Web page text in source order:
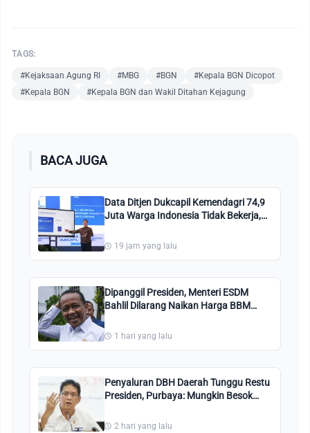
TAGS:
#Kejaksaan Agung RI #MBG #BGN
#Kepala BGN Dicopot
#Kepala BGN
#Kepala BGN dan Wakil Ditahan Kejagung
BACA JUGA
Data Ditjen Dukcapil Kemendagri 74,9
Juta Warga Indonesia Tidak Bekerja,
19 jam yang lalu
Dipanggil Presiden, Menteri ESDM
Bahlil Dilarang Naikan Harga BBM
1 hari yang lalu
Penyaluran DBH Daerah Tunggu Restu
Presiden, Purbaya: Mungkin Besok
2 hari yang lalu